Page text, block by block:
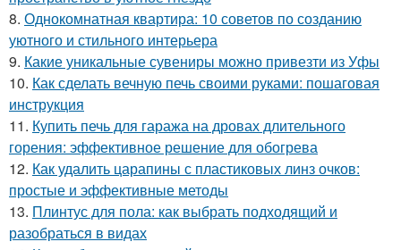
8. Однокомнатная квартира: 10 советов по созданию
уютного и стильного интерьера
9. Какие уникальные сувениры можно привезти из Уфы
10. Как сделать вечную печь своими руками: пошаговая
инструкция
11. Купить печь для гаража на дровах длительного
горения: эффективное решение для обогрева
12. Как удалить царапины с пластиковых линз очков:
простые и эффективные методы
13. Плинтус для пола: как выбрать подходящий и
разобраться в видах